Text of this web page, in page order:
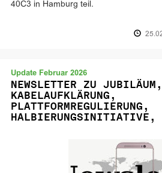
40C3 in Hamburg teil.
Update Februar 2026
NEWSLETTER ZU JUBILÄUM,
KABELAUFKLÄRUNG,
PLATTFORMREGULIERUNG,
HALBIERUNGSINITIATIVE,